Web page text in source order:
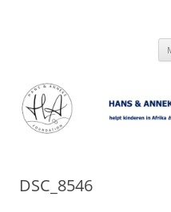
DSC_8546